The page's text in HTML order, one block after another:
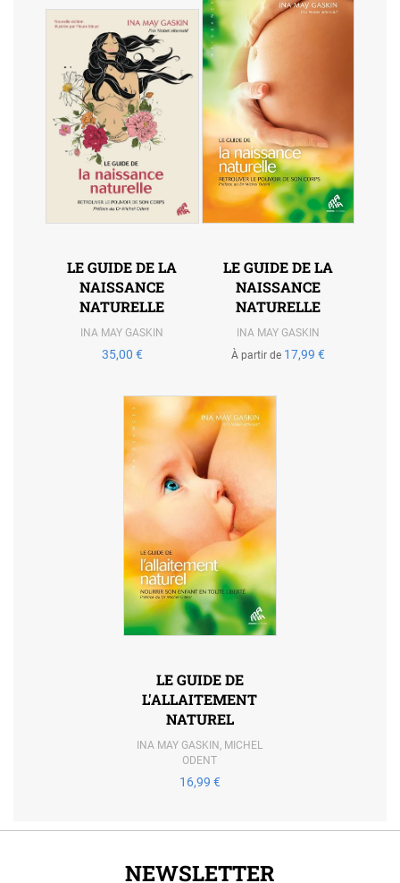
LE GUIDE DE LA
NAISSANCE
NATURELLE
INA MAY GASKIN
35,00 €
LE GUIDE DE LA
NAISSANCE
NATURELLE
INA MAY GASKIN
À partir de 17,99 €
LE GUIDE DE
L'ALLAITEMENT
NATUREL
INA MAY GASKIN , MICHEL
ODENT
16,99 €
NEWSLETTER